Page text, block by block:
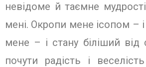
невідоме й таємне
мені. Окропи мене ісопом –
мене – і стану біліший від
почути радість і